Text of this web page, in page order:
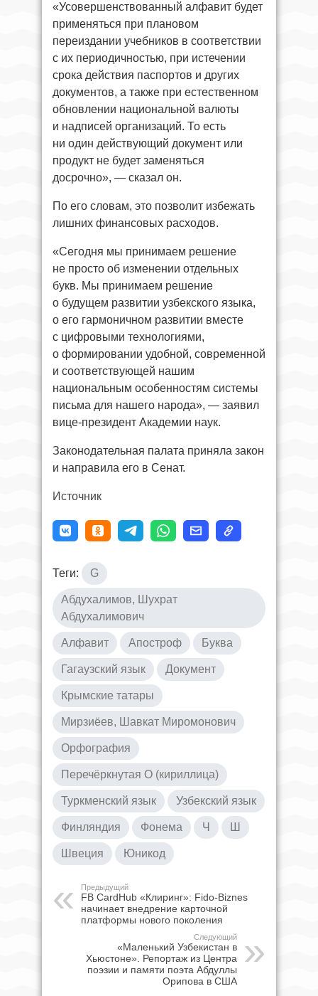
«Усовершенствованный алфавит будет
применяться при плановом
переиздании учебников в соответствии
с их периодичностью, при истечении
срока действия паспортов и других
документов, а также при естественном
обновлении национальной валюты
и надписей организаций. То есть
ни один действующий документ или
продукт не будет заменяться
досрочно», — сказал он.
По его словам, это позволит избежать
лишних финансовых расходов.
«Сегодня мы принимаем решение
не просто об изменении отдельных
букв. Мы принимаем решение
о будущем развитии узбекского языка,
о его гармоничном развитии вместе
с цифровыми технологиями,
о формировании удобной, современной
и соответствующей нашим
национальным особенностям системы
письма для нашего народа», — заявил
вице-президент Академии наук.
Законодательная палата приняла закон
и направила его в Сенат.
Источник
Теги: G
Абдухалимов, Шухрат
Абдухалимович
Алфавит Апостроф Буква
Гагаузский язык Документ
Крымские татары
Мирзиёев, Шавкат Миромонович
Орфография
Перечёркнутая О (кириллица)
Туркменский язык Узбекский язык
Финляндия Фонема Ч Ш
Швеция Юникод
Предыдущий
FB CardHub «Клиринг»: Fido-Biznes
начинает внедрение карточной
платформы нового поколения
Следующий
«Маленький Узбекистан в
Хьюстоне». Репортаж из Центра
поэзии и памяти поэта Абдуллы
Орипова в США